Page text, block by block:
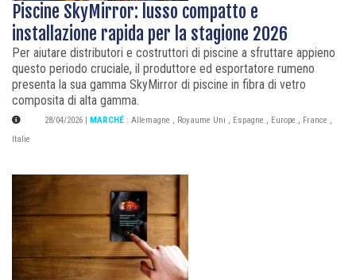
Piscine SkyMirror: lusso compatto e
installazione rapida per la stagione 2026
Per aiutare distributori e costruttori di piscine a sfruttare appieno
questo periodo cruciale, il produttore ed esportatore rumeno
presenta la sua gamma SkyMirror di piscine in fibra di vetro
composita di alta gamma.
28/04/2026 MARCHÉ : Allemagne , Royaume Uni , Espagne , Europe , France ,
Italie